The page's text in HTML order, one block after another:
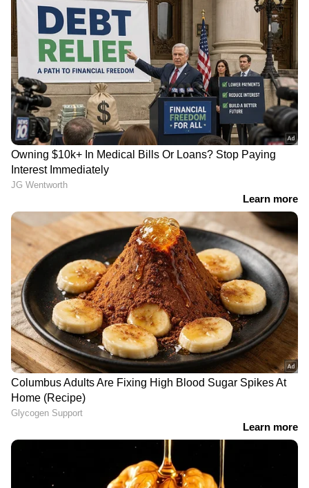
പിന്നാലെ നിരവധി പേരാണ് പ്രതികരണവുമായി
എത്തിയത്. ‘ഒരു ബെസ്റ്റി കൂടിയുണ്ട്’, എന്ന്
തമാശയായി കമന്‍റിടുന്നവരും ധാരാളമാണ്.
അതേസമയം, മുഖ്യമന്ത്രി പ്രഖ്യാപനം
ഇന്നുണ്ടാകുമെന്നാണ് ലഭിക്കുന്ന വിവരം.
ഹൈക്കമാൻഡ് പ്രഖ്യാപനം ഉച്ചയ്ക്ക് മുന്‍പ്
വന്നേക്കുമെന്നാണ് സൂചനകള്‍. ദില്ലിയിൽ
ഇന്നലെ അതി നിർണായക ചർച്ചകള്‍
നടന്നിരുന്നു.
നാനി - ശ്രീകാന്ത് ഒഡേല
ചിത്രം ദ പാരഡൈസ് ടീസർ
ശ്രദ്ധയാകര്‍ഷിക്കുന്നു ;
റിലീസ് സെപ്റ്റംബർ 24 ന്
'സിനിമയുടെ മനോഹര
ആശംസകളുമായി
ദുല്‍ഖര്‍ സല്‍മാന്‍
വാമ്പയര്‍ ആക്ഷന്‍ ത്രില്ലര്‍
ചിത്രം 'ഹാഫ്' ടൊറന്റോ
ഫിലിം ഫെസ്റ്റിവലിലേക്ക്
നായകന്‍ ലോകേഷ് നാളെ
മുതല്‍; 'ഡിസി' അവസാന
പ്രൊമോ വീഡിയോ എത്തി
LATEST VIDEOS
'മാലിന്യ പ്ലാന്‍റ് പ്രവർത്തിക്കാൻ
നേതൃത്വത്തിൽ സമരസമിതി
ഉപരോധ സമരം നടത്തും'